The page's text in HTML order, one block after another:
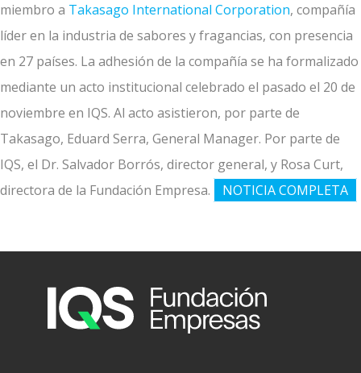
miembro a Takasago International Corporation, compañía
líder en la industria de sabores y fragancias, con presencia
en 27 países. La adhesión de la compañía se ha formalizado
mediante un acto institucional celebrado el pasado el 20 de
noviembre en IQS. Al acto asistieron, por parte de
Takasago, Eduard Serra, General Manager. Por parte de
IQS, el Dr. Salvador Borrós, director general, y Rosa Curt,
directora de la Fundación Empresa.
NOTICIA COMPLETA